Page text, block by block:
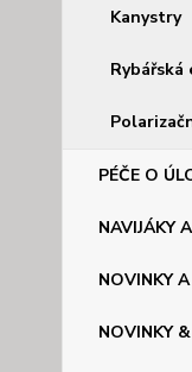
Kanystry
PÉČE O
NAVIJÁKY
NOVINKY
NOVINKY